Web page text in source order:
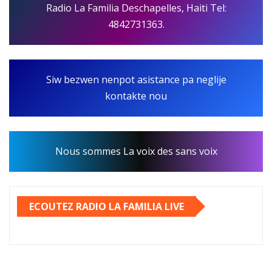
Radio La Familia Deschapelles, Haiti Tel:
4842731363.
Siw bezwen nenpot asistance pa neglije
kontakte nou
Nous sommes La voix des sans voix
ECOUTEZ RADIO LA FAMILIA LIVE